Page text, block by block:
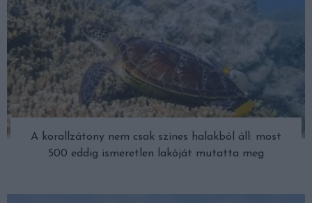
A korallzátony nem csak színes halakból áll: most
500 eddig ismeretlen lakóját mutatta meg